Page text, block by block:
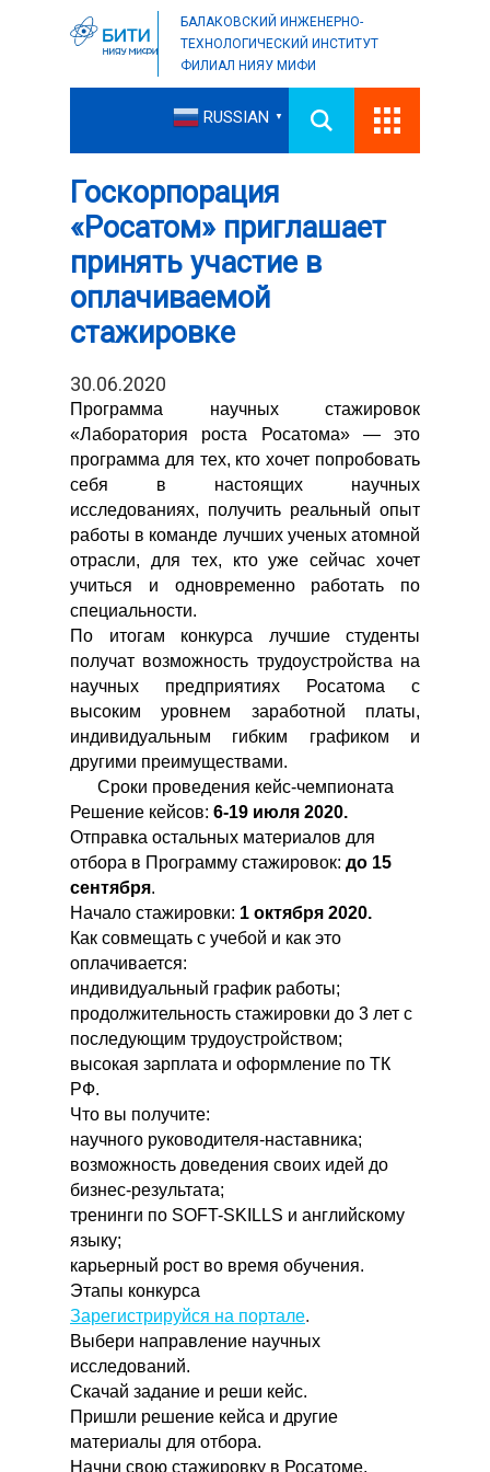
БАЛАКОВСКИЙ ИНЖЕНЕРНО-
ТЕХНОЛОГИЧЕСКИЙ ИНСТИТУТ
ФИЛИАЛ НИЯУ МИФИ
RUSSIAN ▼
Госкорпорация
«Росатом» приглашает
принять участие в
оплачиваемой
стажировке
30.06.2020
Программа научных стажировок
«Лаборатория роста Росатома» — это
программа для тех, кто хочет попробовать
себя в настоящих научных
исследованиях, получить реальный опыт
работы в команде лучших ученых атомной
отрасли, для тех, кто уже сейчас хочет
учиться и одновременно работать по
специальности.
По итогам конкурса лучшие студенты
получат возможность трудоустройства на
научных предприятиях Росатома с
высоким уровнем заработной платы,
индивидуальным гибким графиком и
другими преимуществами.
Сроки проведения кейс-чемпионата
Решение кейсов: 6-19 июля 2020.
Отправка остальных материалов для
отбора в Программу стажировок: до 15
сентября.
Начало стажировки: 1 октября 2020.
Как совмещать с учебой и как это
оплачивается:
индивидуальный график работы;
продолжительность стажировки до 3 лет с
последующим трудоустройством;
высокая зарплата и оформление по ТК
РФ.
Что вы получите:
научного руководителя-наставника;
возможность доведения своих идей до
бизнес-результата;
тренинги по SOFT-SKILLS и английскому
языку;
карьерный рост во время обучения.
Этапы конкурса
Зарегистрируйся на портале.
Выбери направление научных
исследований.
Скачай задание и реши кейс.
Пришли решение кейса и другие
материалы для отбора.
Начни свою стажировку в Росатоме.